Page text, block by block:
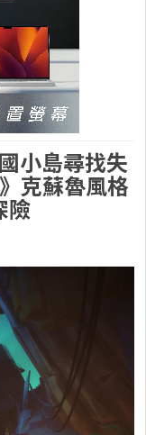
小島尋找失
克蘇魯風格
險